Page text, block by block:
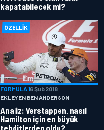
kapatabilecek mi?
ÖZELLIK
FORMULA 16 Şub 2018
EKLEYEN BEN ANDERSON
Analiz: Verstappen, nasıl
Hamilton için en büyük
tehditlerden oldu?